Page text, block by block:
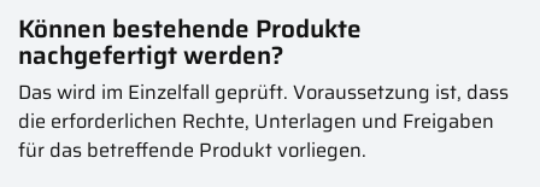
Können bestehende Produkte
nachgefertigt werden?
Das wird im Einzelfall geprüft. Voraussetzung ist, dass
die erforderlichen Rechte, Unterlagen und Freigaben
für das betreffende Produkt vorliegen.